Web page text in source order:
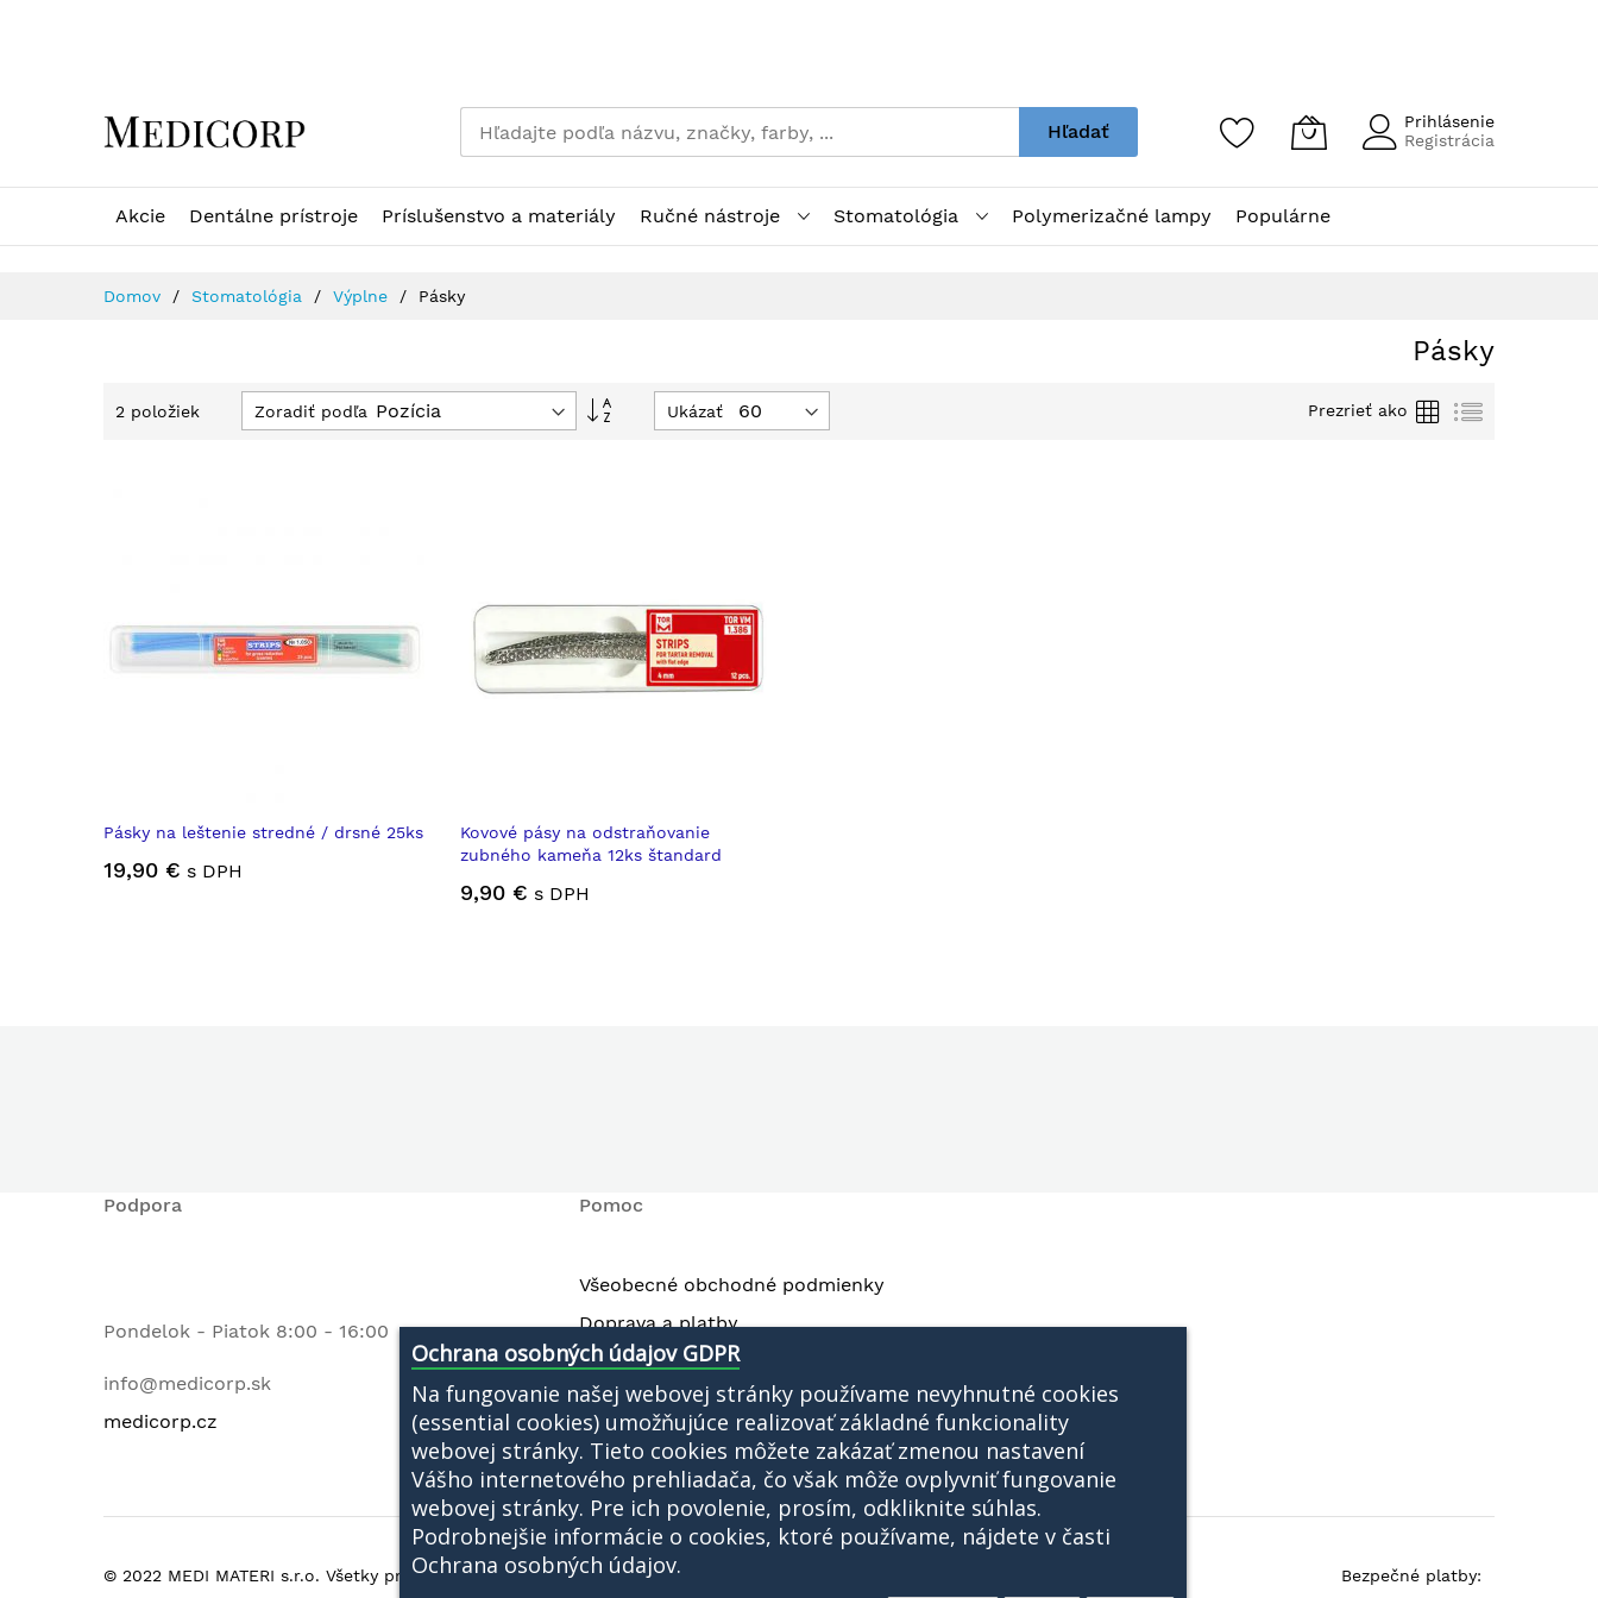
Hľadať
Prihlásenie
Registrácia
Akcie Dentálne prístroje Príslušenstvo a materiály Ručné nástroje Stomatológia Polymerizačné lampy Populárne
Domov Stomatológia Výplne Pásky
Pásky
2 položiek Zoradiť podľa
NastaviťUkázať Prezrieť ako Grid Zoznam
Pásky na leštenie stredné / drsné 25ks
19,90 € s DPH
Kovové pásy na odstraňovanie
zubného kameňa 12ks štandard
9,90 € s DPH
Podpora
Pondelok - Piatok 8:00 - 16:00
info@medicorp.sk
medicorp.cz
Pomoc
Všeobecné obchodné podmienky
Doprava a platby
Ochrana osobných údajov
Reklamačný poriadok
Kontakt
© 2022 MEDI MATERI s.r.o. Všetky práva vyhradené. Bezpečné platby:
Ochrana osobných údajov GDPR
Na fungovanie našej webovej stránky používame nevyhnutné cookies
(essential cookies) umožňujúce realizovať základné funkcionality
webovej stránky. Tieto cookies môžete zakázať zmenou nastavení
Vášho internetového prehliadača, čo však môže ovplyvniť fungovanie
webovej stránky. Pre ich povolenie, prosím, odkliknite súhlas.
Podrobnejšie informácie o cookies, ktoré používame, nájdete v časti
Ochrana osobných údajov.